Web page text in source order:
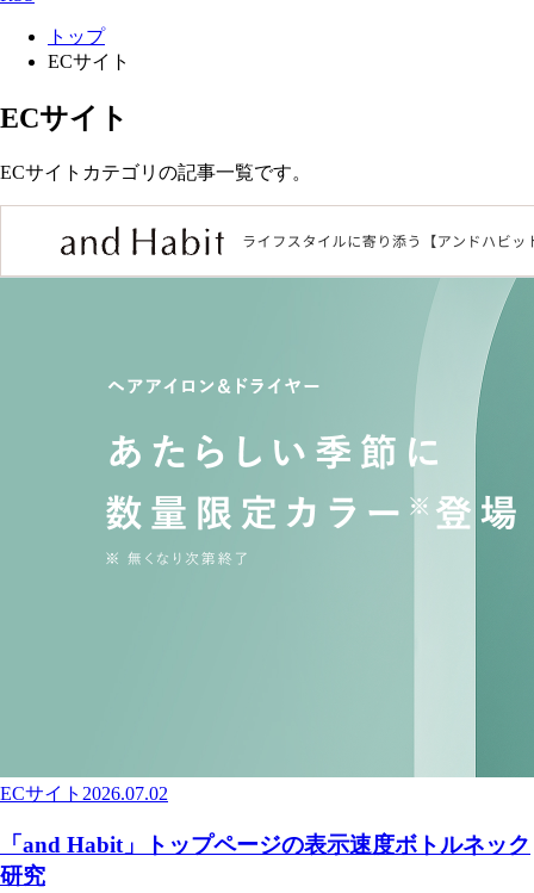
トップ
ECサイト
ECサイト
ECサイトカテゴリの記事一覧です。
ECサイト 2026.07.02
「and Habit」トップページの表示速度ボトルネック
研究